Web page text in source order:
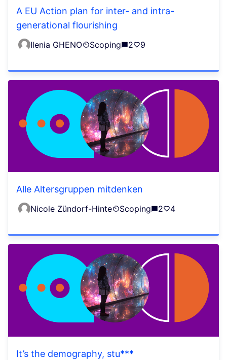
A EU Action plan for inter- and intra-
generational flourishing
Ilenia GHENO Scoping 2 9
Alle Altersgruppen mitdenken
Nicole Zündorf-Hinte Scoping 2 4
It’s the demography, stu***